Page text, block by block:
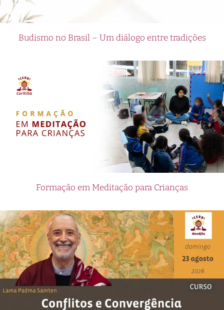
Budismo no Brasil – Um diálogo entre tradições
Formação em Meditação para Crianças